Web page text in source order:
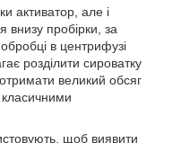
активатор, але і
внизу пробірки, за
в центрифузі
розділити сироватку
великий обсяг
щоб виявити